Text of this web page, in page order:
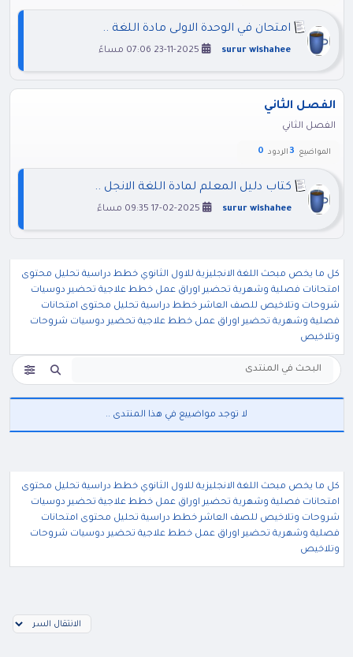
امتحان في الوحدة الاولى مادة اللغة ..
surur wishahee 23-11-2025 07:06 مساءً
الفصل الثاني
الفصل الثاني
المواضيع 3 الردود 0
كتاب دليل المعلم لمادة اللغة الانجل ..
surur wishahee 17-02-2025 09:35 مساءً
كل ما يخص مبحث اللغة الانجليزية للاول الثانوي خطط دراسية تحليل محتوى
امتحانات فصلية وشهرية تحضير اوراق عمل خطط علاجية تحضير دوسيات
شروحات وتلاخيص للصف العاشر خطط دراسية تحليل محتوى امتحانات
فصلية وشهرية تحضير اوراق عمل خطط علاجية تحضير دوسيات شروحات
وتلاخيص
لا توجد مواضييع في هذا المنتدى ..
كل ما يخص مبحث اللغة الانجليزية للاول الثانوي خطط دراسية تحليل محتوى
امتحانات فصلية وشهرية تحضير اوراق عمل خطط علاجية تحضير دوسيات
شروحات وتلاخيص للصف العاشر خطط دراسية تحليل محتوى امتحانات
فصلية وشهرية تحضير اوراق عمل خطط علاجية تحضير دوسيات شروحات
وتلاخيص